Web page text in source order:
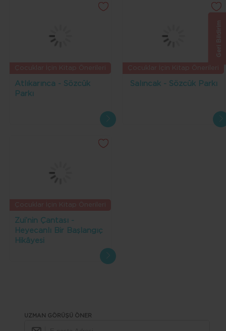
Atlıkarınca - Sözcük
Parkı
Salıncak - Sözcük Parkı
Zui’nin Çantası -
Heyecanlı Bir Başlangıç
Hikâyesi
UZMAN GÖRÜŞÜ ÖNER